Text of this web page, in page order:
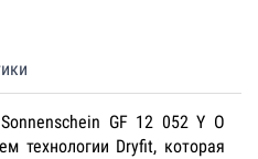
GF 12 052 Y О
технологии Dryfit, которая